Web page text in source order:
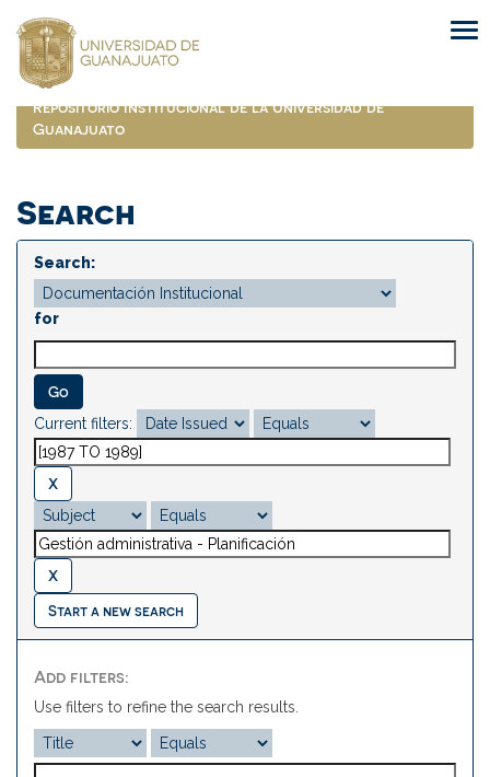
navigation
Repositorio Institucional de la Universidad de
Guanajuato
Search
Search:
for
Current filters:
Start a new search
Add filters:
Use filters to refine the search results.